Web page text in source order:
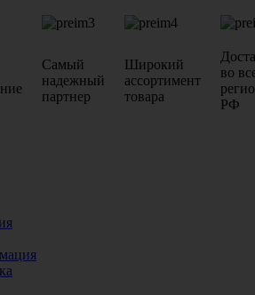
Самый
надежный
партнер
Широкий
ассортимент
товара
во
РФ